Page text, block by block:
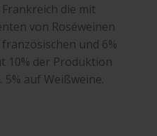
die mit
von Roséweinen
und 6%
10% der Produktion
auf Weißweine.